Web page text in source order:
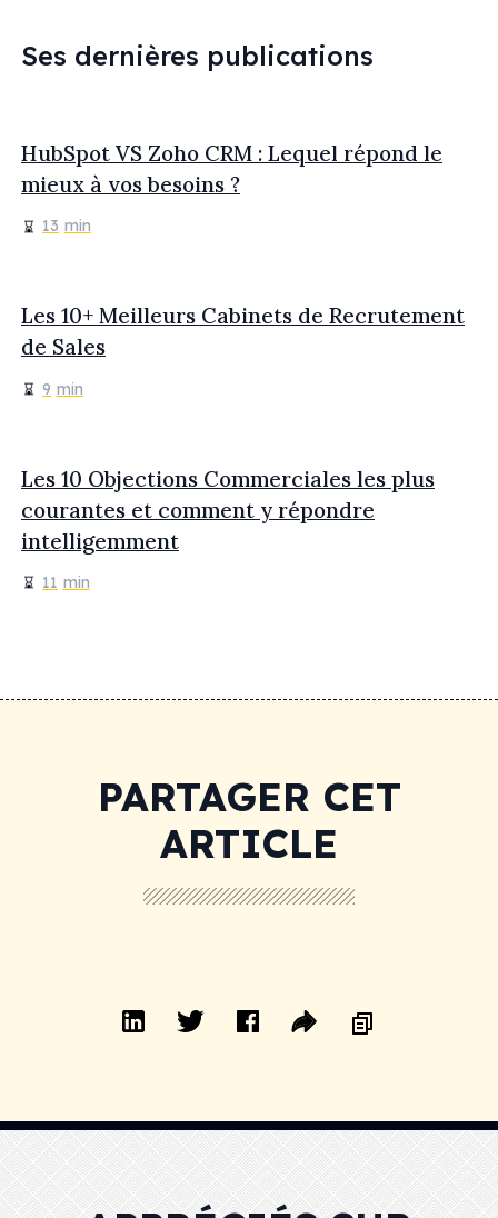
Ses dernières publications
HubSpot VS Zoho CRM : Lequel répond le
mieux à vos besoins ?
13 min
Les 10+ Meilleurs Cabinets de Recrutement
de Sales
9 min
Les 10 Objections Commerciales les plus
courantes et comment y répondre
intelligemment
11 min
PARTAGER CET
ARTICLE